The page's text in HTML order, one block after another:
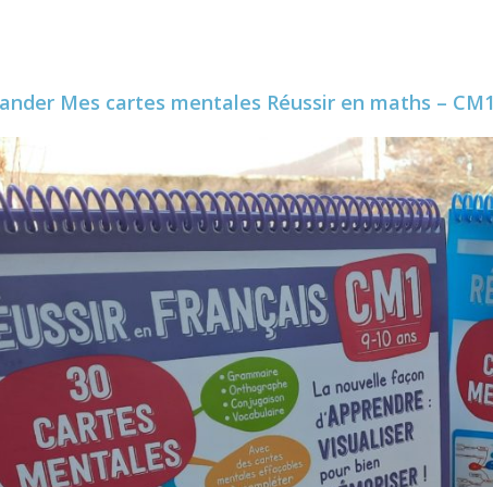
Mes cartes mentales Réussir en maths – CM1